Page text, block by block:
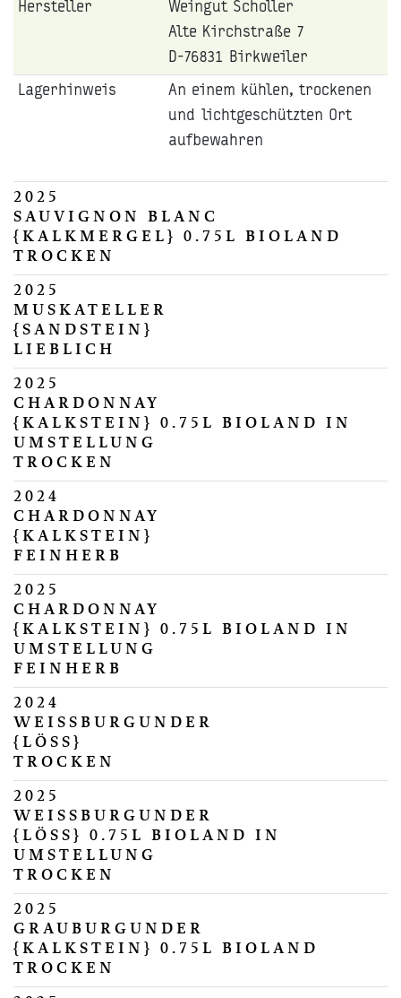
2025
SAUVIGNON BLANC
{KALKMERGEL} 0.75L BIOLAND
TROCKEN
2025
MUSKATELLER
{SANDSTEIN}
LIEBLICH
2025
CHARDONNAY
{KALKSTEIN} 0.75L BIOLAND IN
UMSTELLUNG
TROCKEN
2024
CHARDONNAY
{KALKSTEIN}
FEINHERB
2025
CHARDONNAY
{KALKSTEIN} 0.75L BIOLAND IN
UMSTELLUNG
FEINHERB
2024
WEISSBURGUNDER
{LÖSS}
TROCKEN
2025
WEISSBURGUNDER
{LÖSS} 0.75L BIOLAND IN
UMSTELLUNG
TROCKEN
2025
GRAUBURGUNDER
{KALKSTEIN} 0.75L BIOLAND
TROCKEN
Hersteller
Weingut Scholler
Alte Kirchstraße 7
D-76831 Birkweiler
Lagerhinweis
An einem kühlen, trockenen
und lichtgeschützten Ort
aufbewahren